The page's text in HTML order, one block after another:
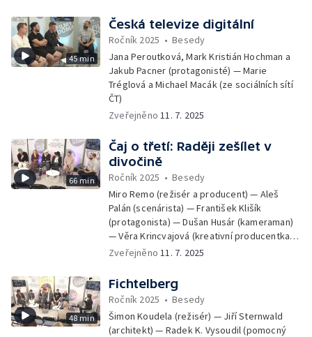
45 min
Česká televize digitální
Ročník 2025 •Besedy
Jana Peroutková, Mark Kristián Hochman a
Jakub Pacner (protagonisté) — Marie
Tréglová a Michael Macák (ze sociálních sítí
ČT)
Zveřejněno11. 7. 2025
66 min
Čaj o třetí: Raději zešílet v
divočině
Ročník 2025 •Besedy
Miro Remo (režisér a producent) — Aleš
Palán (scenárista) — František Klišík
(protagonista) — Dušan Husár (kameraman)
— Věra Krincvajová (kreativní producentka
ČT)
Zveřejněno11. 7. 2025
48 min
Fichtelberg
Ročník 2025 •Besedy
Šimon Koudela (režisér) — Jiří Sternwald
(architekt) — Radek K. Vysoudil (pomocný